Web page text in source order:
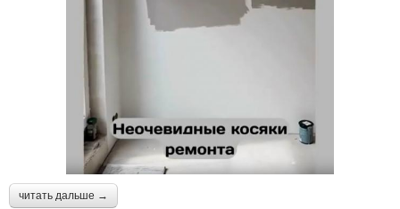
читать дальше →